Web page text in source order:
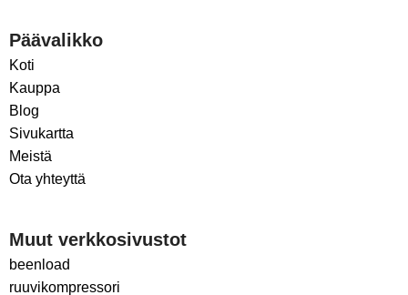
Päävalikko
Koti
Kauppa
Blog
Sivukartta
Meistä
Ota yhteyttä
Muut verkkosivustot
beenload
ruuvikompressori